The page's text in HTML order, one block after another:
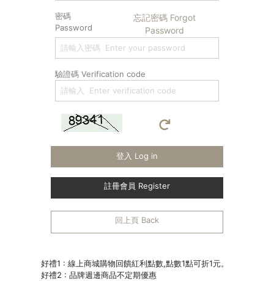
密碼
Password
忘記密碼 Forgot
Password
驗證碼 Verification code
登入 Log in
註冊會員 Register
回上頁 Back
好禮1 : 線上商城購物回饋紅利點數,點數1點可折1元。
好禮2 : 品牌週邊商品不定期優惠